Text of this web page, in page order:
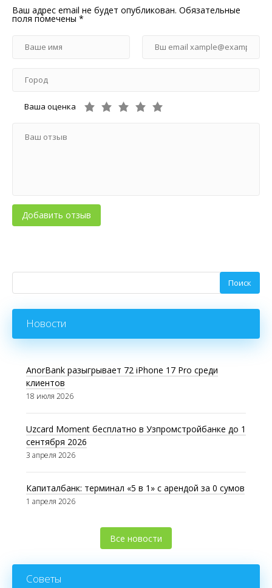
Ваш адрес email не будет опубликован. Обязательные
поля помечены *
Ваша оценка
Новости
AnorBank разыгрывает 72 iPhone 17 Pro среди
клиентов
18 июля 2026
Uzcard Moment бесплатно в Узпромстройбанке до 1
сентября 2026
3 апреля 2026
Капиталбанк: терминал «5 в 1» с арендой за 0 сумов
1 апреля 2026
Все новости
Советы